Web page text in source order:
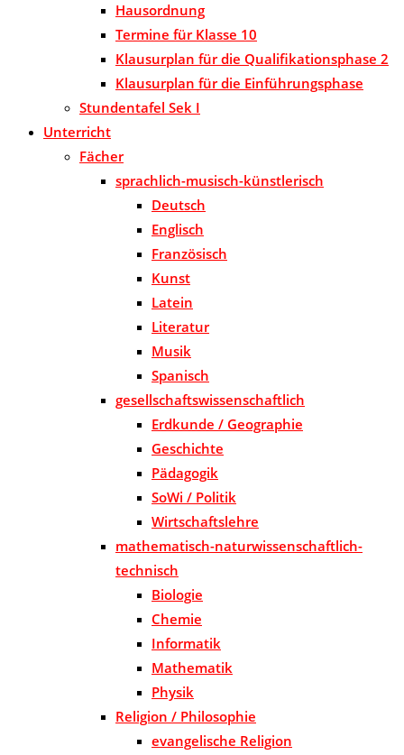
Hausordnung
Termine für Klasse 10
Klausurplan für die Qualifikationsphase 2
Klausurplan für die Einführungsphase
Stundentafel Sek I
Unterricht
Fächer
sprachlich-musisch-künstlerisch
Deutsch
Englisch
Französisch
Kunst
Latein
Literatur
Musik
Spanisch
gesellschaftswissenschaftlich
Erdkunde / Geographie
Geschichte
Pädagogik
SoWi / Politik
Wirtschaftslehre
mathematisch-naturwissenschaftlich-
technisch
Biologie
Chemie
Informatik
Mathematik
Physik
Religion / Philosophie
evangelische Religion